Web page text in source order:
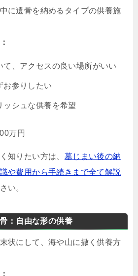
に遺骨を納めるタイプの供養施
て、アクセスの良い場所がいい
お参りしたい
ッシュな供養を希望
万円
知りたい方は、 墓じまい後の納
や費用から手続きまで全て解説
い。
：自由な形の供養
状にして、海や山に撒く供養方